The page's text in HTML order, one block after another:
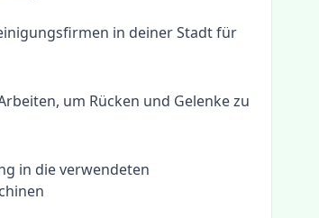
in deiner Stadt für
um Rücken und Gelenke zu
in die verwendeten